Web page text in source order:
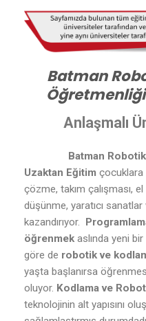
Batman
Anlaşmalı
Batman
Uzaktan Eğitim çocuklara
çözme, takım çalışması,
düşünme, yaratıcı
kazandırıyor.
öğrenmek aslında yeni
göre de robotik ve
yaşta başlanırsa
oluyor. Kodlama ve
teknolojinin alt yapısını